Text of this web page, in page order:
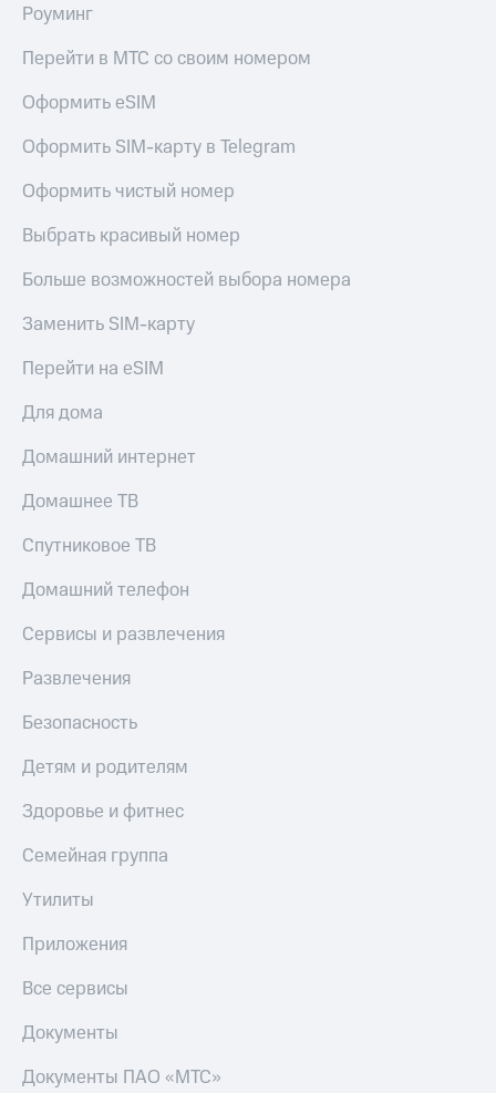
Роуминг
Перейти в МТС со своим номером
Оформить eSIM
Оформить SIM-карту в Telegram
Оформить чистый номер
Выбрать красивый номер
Больше возможностей выбора номера
Заменить SIM-карту
Перейти на eSIM
Для дома
Домашний интернет
Домашнее ТВ
Спутниковое ТВ
Домашний телефон
Сервисы и развлечения
Развлечения
Безопасность
Детям и родителям
Здоровье и фитнес
Семейная группа
Утилиты
Приложения
Все сервисы
Документы
Документы ПАО «МТС»